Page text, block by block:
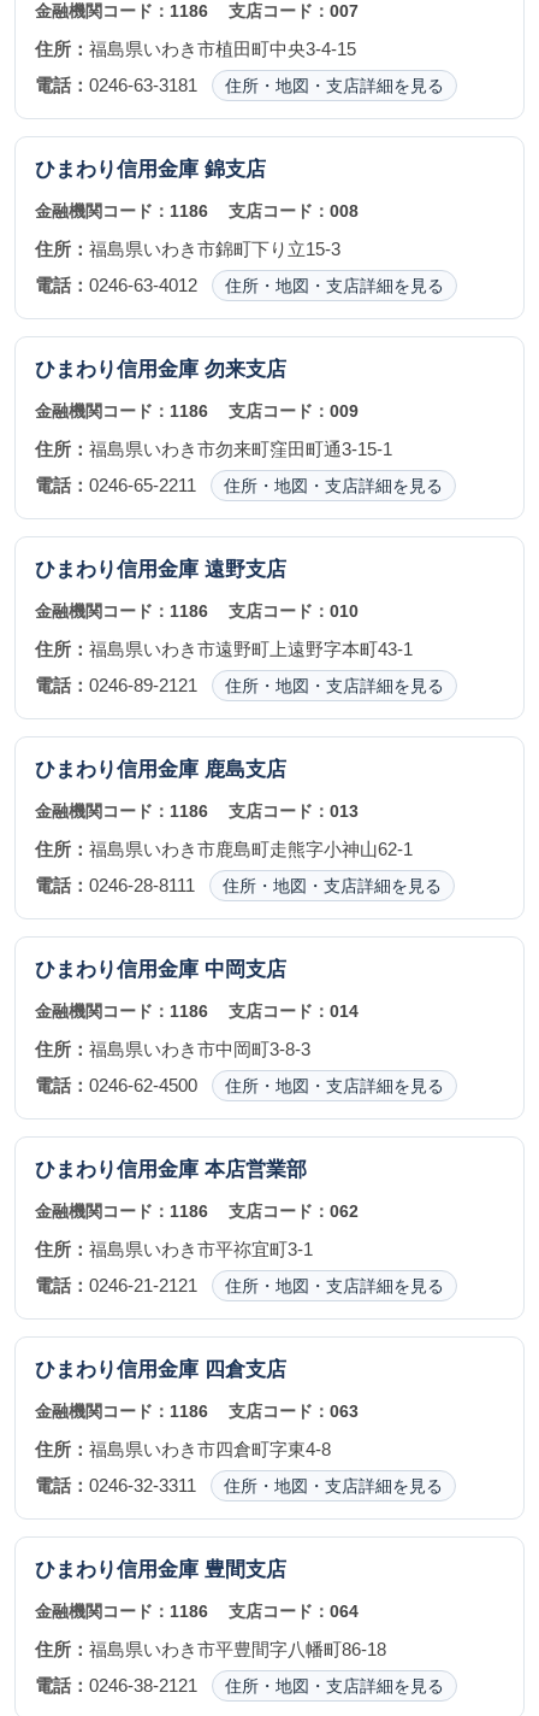
金融機関コード： 1186 支店コード：007
住所： 福島県いわき市植田町中央3-4-15
電話： 0246-63-3181 住所・地図・支店詳細を見る
ひまわり信用金庫 錦支店
金融機関コード： 1186 支店コード：008
住所： 福島県いわき市錦町下り立15-3
電話： 0246-63-4012 住所・地図・支店詳細を見る
ひまわり信用金庫 勿来支店
金融機関コード： 1186 支店コード：009
住所： 福島県いわき市勿来町窪田町通3-15-1
電話： 0246-65-2211 住所・地図・支店詳細を見る
ひまわり信用金庫 遠野支店
金融機関コード： 1186 支店コード：010
住所： 福島県いわき市遠野町上遠野字本町43-1
電話： 0246-89-2121 住所・地図・支店詳細を見る
ひまわり信用金庫 鹿島支店
金融機関コード： 1186 支店コード：013
住所： 福島県いわき市鹿島町走熊字小神山62-1
電話： 0246-28-8111 住所・地図・支店詳細を見る
ひまわり信用金庫 中岡支店
金融機関コード： 1186 支店コード：014
住所： 福島県いわき市中岡町3-8-3
電話： 0246-62-4500 住所・地図・支店詳細を見る
ひまわり信用金庫 本店営業部
金融機関コード： 1186 支店コード：062
住所： 福島県いわき市平祢宜町3-1
電話： 0246-21-2121 住所・地図・支店詳細を見る
ひまわり信用金庫 四倉支店
金融機関コード： 1186 支店コード：063
住所： 福島県いわき市四倉町字東4-8
電話： 0246-32-3311 住所・地図・支店詳細を見る
ひまわり信用金庫 豊間支店
金融機関コード： 1186 支店コード：064
住所： 福島県いわき市平豊間字八幡町86-18
電話： 0246-38-2121 住所・地図・支店詳細を見る